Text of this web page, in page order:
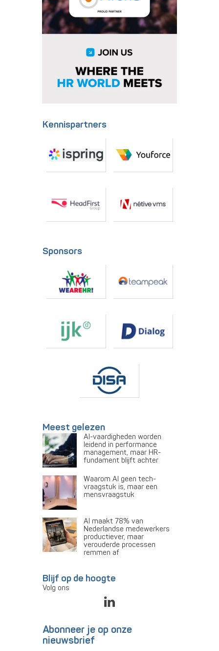
Kennispartners
Sponsors
Meest gelezen
AI-vaardigheden worden
leidend in performance
management, maar HR-
fundament blijft achter
Waarom AI geen tech-
vraagstuk is, maar een
mensvraagstuk
AI maakt 78% van
Nederlandse medewerkers
productiever, maar
verouderde processen
remmen af
Blijf op de hoogte
Volg ons
Abonneer je op onze
nieuwsbrief